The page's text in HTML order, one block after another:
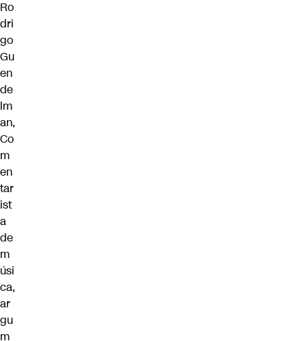
Ro
dri
go
Gu
en
de
lm
an,
Co
m
en
tar
ist
a
de
m
úsi
ca,
ar
gu
m